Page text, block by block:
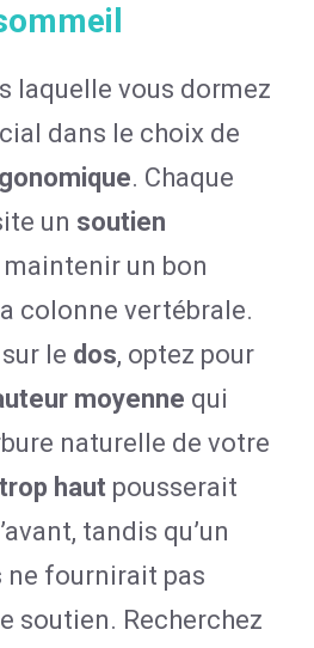
laquelle vous dormez
dans le choix de
. Chaque
un soutien
maintenir un bon
colonne vertébrale.
le dos, optez pour
moyenne qui
naturelle de votre
haut pousserait
tandis qu’un
ne fournirait pas
soutien. Recherchez